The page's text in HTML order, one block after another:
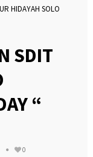
HIDAYAH SOLO
SDIT
“
0